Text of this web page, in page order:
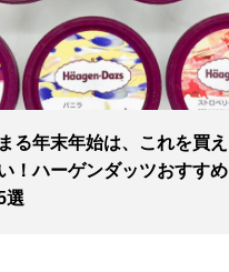
る年末年始は、これを買え
！ハーゲンダッツおすすめ
選